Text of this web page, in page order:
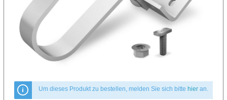
Um dieses Produkt zu bestellen, melden Sie sich bitte hieran.